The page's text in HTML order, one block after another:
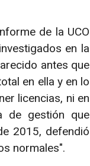
de la UCO
en la
antes que
en ella y en lo
licencias, ni en
de gestión que
2015, defendió
normales".